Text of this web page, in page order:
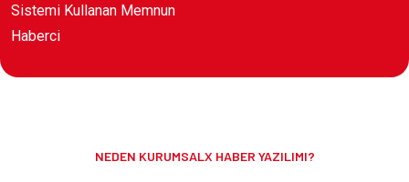
Sistemi Kullanan Memnun
Haberci
NEDEN KURUMSALX HABER YAZILIMI?